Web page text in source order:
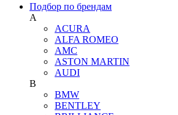
Подбор по брендам
A
ACURA
ALFA ROMEO
AMC
ASTON MARTIN
AUDI
B
BMW
BENTLEY